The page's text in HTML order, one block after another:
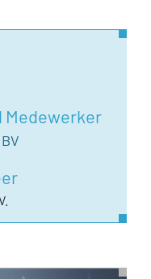
Medewerker